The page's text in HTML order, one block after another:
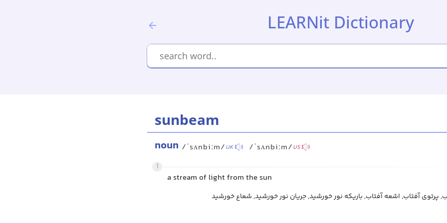
LEARNit Dictionary
sunbeam
noun /ˈsʌnbiːm/UK /ˈsʌnbiːm/US
1
a stream of light from the sun
پرتوی آفتاب, اشعه آفتاب, باریکه نور خورشید, جریان نور خورشید, شعاع خورشید